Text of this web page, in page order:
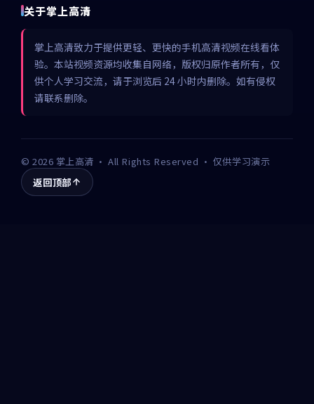
关于掌上高清
掌上高清致力于提供更轻、更快的手机高清视频在线看体
验。本站视频资源均收集自网络，版权归原作者所有，仅
供个人学习交流，请于浏览后 24 小时内删除。如有侵权
请联系删除。
©2026 掌上高清 · All Rights Reserved · 仅供学习演示
返回顶部